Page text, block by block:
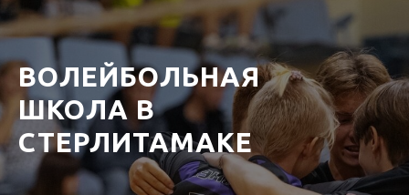
ВОЛЕЙБОЛЬНАЯ
ШКОЛА В
СТЕРЛИТАМАКЕ